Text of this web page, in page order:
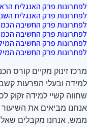
לפתרונות פרק האנגלית
לפתרונות פרק האנגלית
לפתרונות פרק החשיבה
לפתרונות פרק החשיבה
לפתרונות פרק החשיבה
לפתרונות פרק החשיבה
מרכז זינוק מקיים קורס
למידה ובעלי הפרעות קשב
שחווה קשיי למידה זקוק
אנחנו מביאים את
ממש, אנחנו מקבלים